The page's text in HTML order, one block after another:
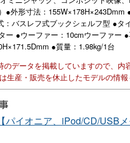
●外形寸法：155W×178H×243Dmm
：バスレフ式ブックシェルフ型 ●
ー ●ウーファー：10cmウーファー
●質量：1.98kg/1台
のデータを掲載していますので、
生産・販売を休止したモデルの情
パイオニア、iPod/CD/USB